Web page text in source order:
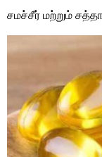
சமச்சீர் மற்றும்